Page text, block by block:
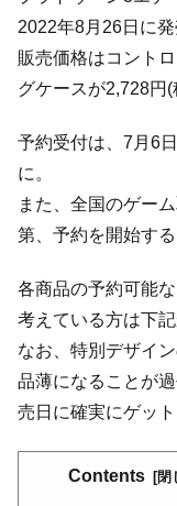
2022年8月26日に
販売価格はコント
グケースが2,728円(
予約受付は、7月6
に。
また、全国のゲー
第、予約を開始する
各商品の予約可能
考えている方は下
なお、特別デザイ
品薄になることが
売日に確実にゲッ
Contents